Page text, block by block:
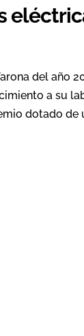
del año
a su
dotado de